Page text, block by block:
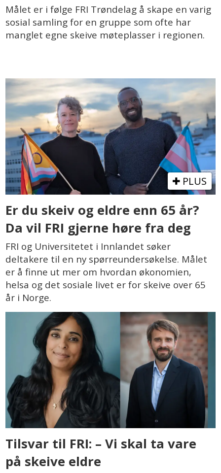
Målet er i følge FRI Trøndelag å skape en varig
sosial samling for en gruppe som ofte har
manglet egne skeive møteplasser i regionen.
PLUS
Er du skeiv og eldre enn 65 år?
Da vil FRI gjerne høre fra deg
FRI og Universitetet i Innlandet søker
deltakere til en ny spørreundersøkelse. Målet
er å finne ut mer om hvordan økonomien,
helsa og det sosiale livet er for skeive over 65
år i Norge.
Tilsvar til FRI: – Vi skal ta vare
på skeive eldre